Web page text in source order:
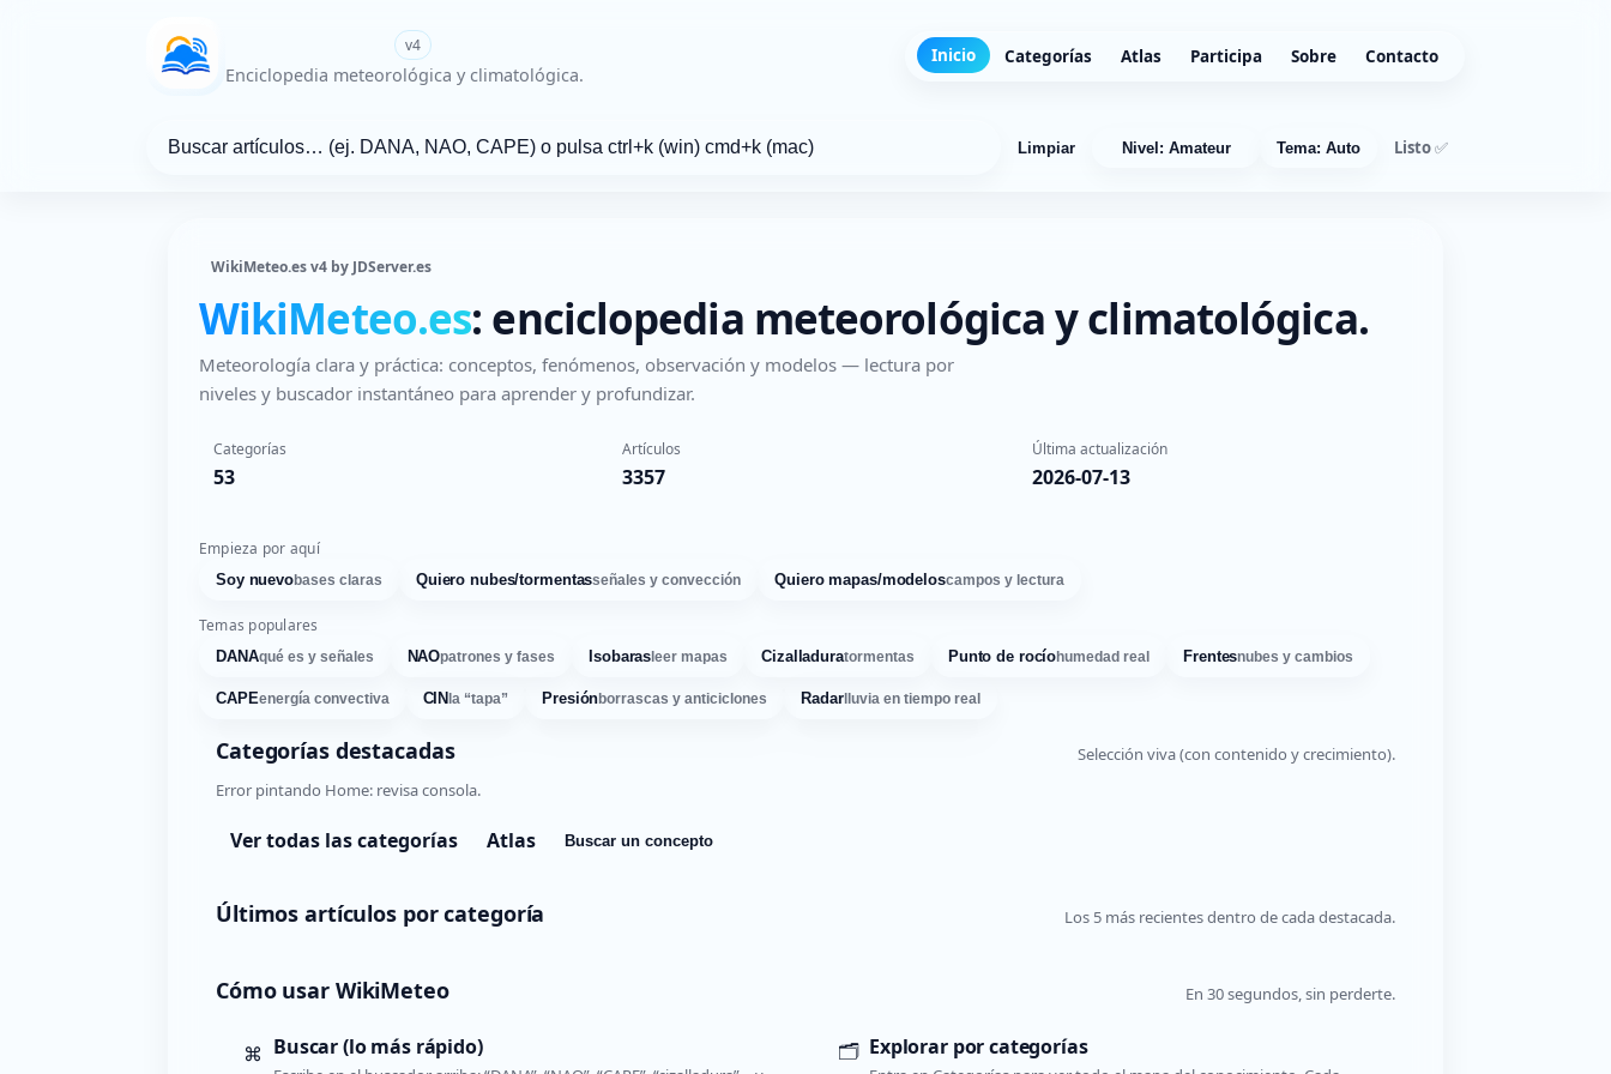
WikiMeteo.es v4
Enciclopedia meteorológica y climatológica.
Inicio Categorías Atlas Participa Sobre Contacto
Limpiar Nivel: Amateur Tema: Auto Listo ✅
WikiMeteo.es v4 by JDServer.es
WikiMeteo.es: enciclopedia meteorológica y climatológica.
Meteorología clara y práctica: conceptos, fenómenos, observación y modelos — lectura por
niveles y buscador instantáneo para aprender y profundizar.
Categorías
53
Artículos
3357
Última actualización
2026-07-13
Empieza por aquí
Soy nuevobases claras Quiero nubes/tormentasseñales y convección Quiero mapas/modeloscampos y lectura
Temas populares
DANAqué es y señales NAOpatrones y fases Isobarasleer mapas Cizalladuratormentas Punto de rocíohumedad real Frentesnubes y cambios
CAPEenergía convectiva CIN la “tapa” Presiónborrascas y anticiclones Radarlluvia en tiempo real
Categorías destacadas
Selección viva (con contenido y crecimiento).
Error pintando Home: revisa consola.
Ver todas las categorías Atlas Buscar un concepto
Últimos artículos por categoría Los 5 más recientes dentro de cada destacada.
Cómo usar WikiMeteo En 30 segundos, sin perderte.
⌘ Buscar (lo más rápido) 🗂️ Explorar por categorías